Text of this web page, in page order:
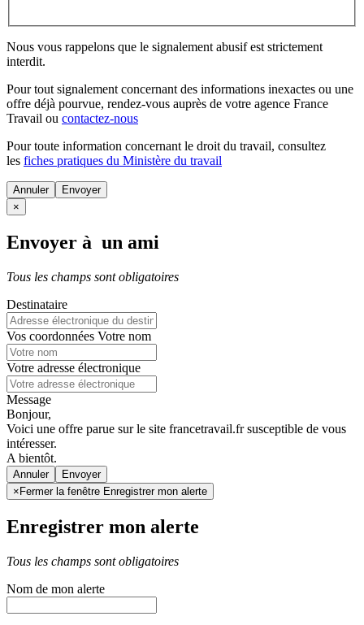
Nous vous rappelons que le signalement abusif est strictement
interdit.
Pour tout signalement concernant des informations inexactes ou une
offre déjà pourvue, rendez-vous auprès de votre agence France
Travail ou contactez-nous
Pour toute information concernant le droit du travail, consultez
les fiches pratiques du Ministère du travail
Annuler
×
Envoyer à un ami
Tous les champs sont obligatoires
Destinataire
Vos coordonnées Votre nom
Votre adresse électronique
Message
Bonjour,
Voici une offre parue sur le site francetravail.fr susceptible de vous
intéresser.
A bientôt.
Annuler
× Fermer la fenêtre Enregistrer mon alerte
Enregistrer mon alerte
Tous les champs sont obligatoires
Nom de mon alerte